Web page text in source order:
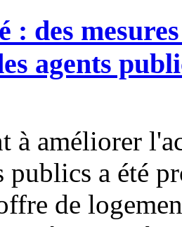
des
agents
à améliorer
publics a été
de